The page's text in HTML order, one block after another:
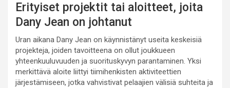
Erityiset projektit tai aloitteet, joita
Dany Jean on johtanut
Uran aikana Dany Jean on käynnistänyt useita keskeisiä
projekteja, joiden tavoitteena on ollut joukkueen
yhteenkuuluvuuden ja suorituskyvyn parantaminen. Yksi
merkittävä aloite liittyi tiimihenkisten aktiviteettien
järjestämiseen, jotka vahvistivat pelaajien välisiä suhteita ja